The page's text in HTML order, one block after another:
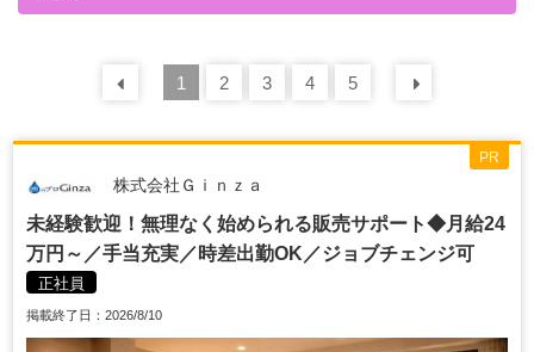
前の 30
1 2 3 4 5
株式会社Ｇｉｎｚａ
未経験歓迎！無理なく始められる販売サポート◆月給24
万円～／手当充実／時差出勤OK／ジョブチェンジ可
正社員
掲載終了日：2026/8/10
PR